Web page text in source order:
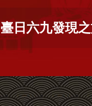
臺日六九發現